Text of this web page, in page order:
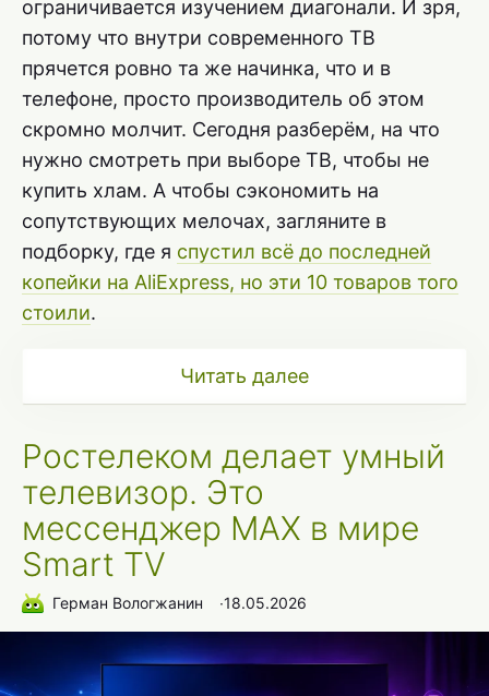
ограничивается изучением диагонали. И зря,
потому что внутри современного ТВ
прячется ровно та же начинка, что и в
телефоне, просто производитель об этом
скромно молчит. Сегодня разберём, на что
нужно смотреть при выборе ТВ, чтобы не
купить хлам. А чтобы сэкономить на
сопутствующих мелочах, загляните в
подборку, где я спустил всё до последней
копейки на AliExpress, но эти 10 товаров того
стоили.
Читать далее
Ростелеком делает умный
телевизор. Это
мессенджер MAX в мире
Smart TV
Герман Вологжанин ∙18.05.2026